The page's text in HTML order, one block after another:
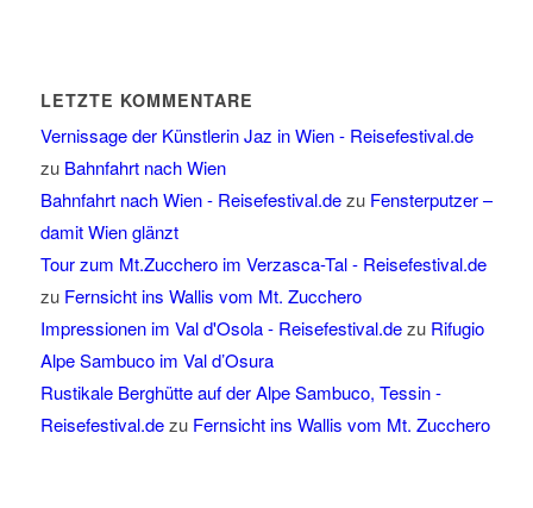
LETZTE KOMMENTARE
Vernissage der Künstlerin Jaz in Wien - Reisefestival.de
zu Bahnfahrt nach Wien
Bahnfahrt nach Wien - Reisefestival.dezu Fensterputzer –
damit Wien glänzt
Tour zum Mt.Zucchero im Verzasca-Tal - Reisefestival.de
zu Fernsicht ins Wallis vom Mt. Zucchero
Impressionen im Val d'Osola - Reisefestival.dezu Rifugio
Alpe Sambuco im Val d’Osura
Rustikale Berghütte auf der Alpe Sambuco, Tessin -
Reisefestival.dezu Fernsicht ins Wallis vom Mt. Zucchero